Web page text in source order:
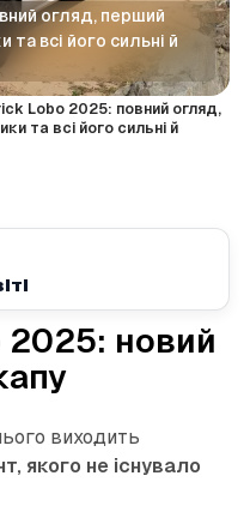
огляд, перший
всі його сильні й
Lobo 2025: повний огляд,
та всі його сильні й
2025: новий
виходить
якого не існувало